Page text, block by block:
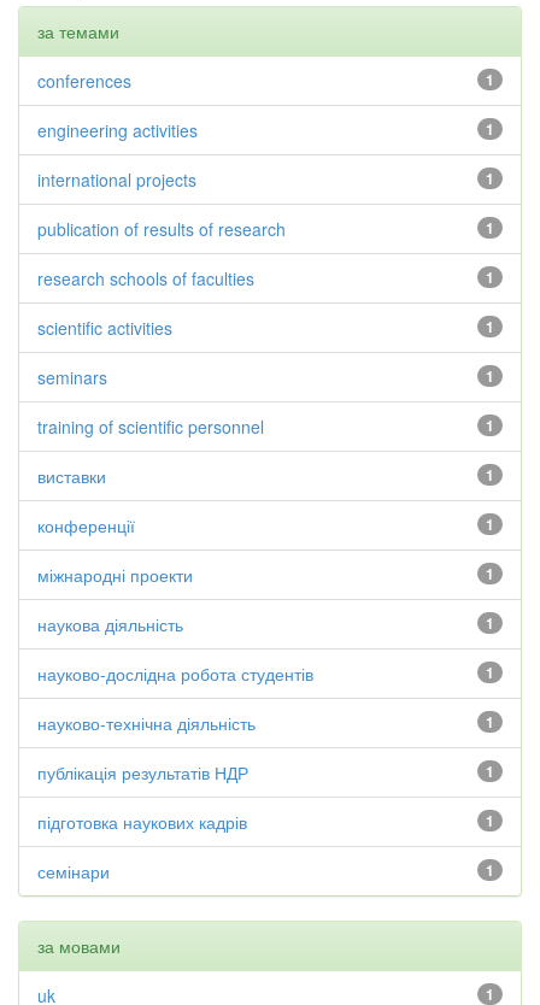
за темами
1
conferences
1
engineering activities
1
international projects
1
publication of results of research
1
research schools of faculties
1
scientific activities
1
seminars
1
training of scientific personnel
1
виставки
1
конференції
1
міжнародні проекти
1
наукова діяльність
1
науково-дослідна робота студентів
1
науково-технічна діяльність
1
публікація результатів НДР
1
підготовка наукових кадрів
1
семінари
за мовами
1
uk